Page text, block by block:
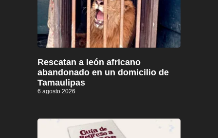
Rescatan a león africano
abandonado en un domicilio de
Tamaulipas
6 agosto 2026